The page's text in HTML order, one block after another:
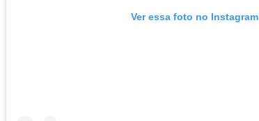
Ver essa foto no Instagram